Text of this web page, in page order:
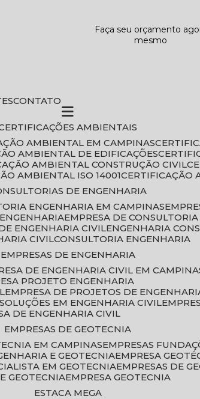
Faça seu orçamento
mesmo
CONTATO
CERTIFICAÇÕES AMBIENTAIS
AMBIENTAL EM CAMPINAS
AMBIENTAL DE EDIFICAÇÕES
AMBIENTAL CONSTRUÇÃO CIVIL
AMBIENTAL ISO 14001
DE ENGENHARIA
ENGENHARIA EM CAMPINAS
EMPRESA DE
ENGENHARIA CIVIL ENGENHARIA
CIVIL CONSULTORIA ENGENHARIA
EMPRESAS DE ENGENHARIA
DE ENGENHARIA CIVIL EM
PROJETO ENGENHARIA
EMPRESA DE PROJETOS DE
SOLUÇÕES EM ENGENHARIA CIVIL
DE ENGENHARIA CIVIL
EMPRESAS DE GEOTECNIA
EM CAMPINAS
EMPRESAS
E GEOTECNIA EMPRESA
EM GEOTECNIA EMPRESAS DE
GEOTECNIA EMPRESA GEOTECNIA
ESTACA MEGA